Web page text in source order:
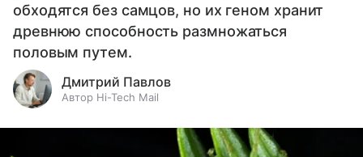
обходятся без самцов, но их геном хранит
древнюю способность размножаться
половым путем.
Дмитрий Павлов
Автор Hi-Tech Mail